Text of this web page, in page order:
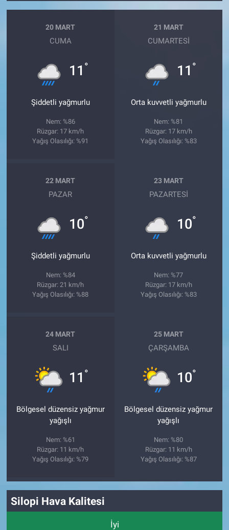
20 MART
CUMA
11 °
Şiddetli yağmurlu
Nem: %86
Rüzgar: 17 km/h
Yağış Olasılığı: %91
21 MART
CUMARTESI
11 °
Orta kuvvetli yağmurlu
Nem: %81
Rüzgar: 17 km/h
Yağış Olasılığı: %83
22 MART
PAZAR
10°
Şiddetli yağmurlu
Nem: %84
Rüzgar: 21 km/h
Yağış Olasılığı: %88
23 MART
PAZARTESI
10°
Orta kuvvetli yağmurlu
Nem: %77
Rüzgar: 17 km/h
Yağış Olasılığı: %83
24 MART
SALI
11 °
Bölgesel düzensiz yağmur
yağışlı
Nem: %61
Rüzgar: 11 km/h
Yağış Olasılığı: %79
25 MART
ÇARŞAMBA
10°
Bölgesel düzensiz yağmur
yağışlı
Nem: %80
Rüzgar: 11 km/h
Yağış Olasılığı: %87
Silopi Hava Kalitesi
İyi